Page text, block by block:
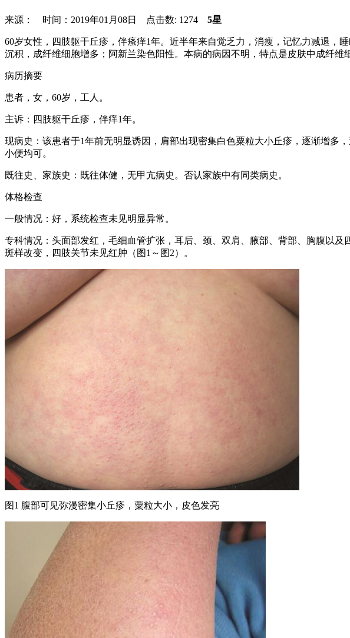
来源： 时间：2019年01月08日 点击数: 1274 5星
60岁女性，四肢躯干丘疹，伴瘙痒1年。近半年来自觉乏力，消瘦，记忆力减退，
沉积，成纤维细胞增多；阿新兰染色阳性。本病的病因不明，特点是皮肤中成纤
病历摘要
患者，女，60岁，工人。
主诉：四肢躯干丘疹，伴痒1年。
现病史：该患者于1年前无明显诱因，肩部出现密集白色粟粒大小丘疹，逐渐增多
小便均可。
既往史、家族史：既往体健，无甲亢病史。否认家族中有同类病史。
体格检查
一般情况：好，系统检查未见明显异常。
专科情况：头面部发红，毛细血管扩张，耳后、颈、双肩、腋部、背部、胸腹以
斑样改变，四肢关节未见红肿（图1～图2）。
图1 腹部可见弥漫密集小丘疹，粟粒大小，皮色发亮